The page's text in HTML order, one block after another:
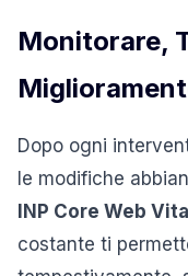
Monitorare,
Dopo ogni
le modifiche
INP Core Web
costante ti